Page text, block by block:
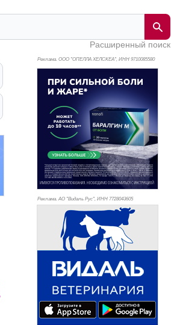
Расширенный поиск
Реклама. ООО "ОПЕЛЛА ХЕЛСКЕА", ИНН 9710085580
Реклама. АО "Видаль Рус", ИНН 7728043605